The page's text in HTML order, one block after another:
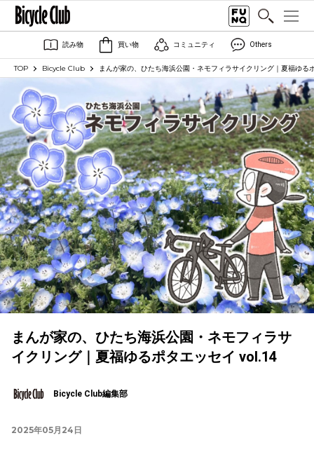
読み物 買い物 コミュニティ Others
TOP Bicycle Club まんが家の、ひたち海浜公園・ネモフィラサイクリング｜夏福ゆる
まんが家の、ひたち海浜公園・ネモフィラサ
イクリング｜夏福ゆるポタエッセイ vol.14
Bicycle Club編集部
2025年05月24日